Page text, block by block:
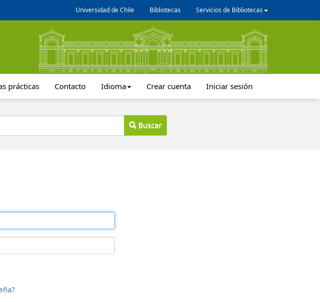
Universidad de Chile Bibliotecas Servicios de Bibliotecas
prácticas Contacto Idioma Crear cuenta Iniciar sesión
Buscar